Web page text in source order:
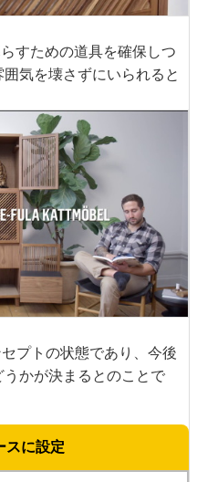
すための道具を確保しつ
気を壊さずにいられると
プトの状態であり、今後
かが決まるとのことで
スに設定